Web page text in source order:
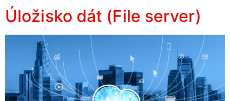
Úložisko dát (File server)